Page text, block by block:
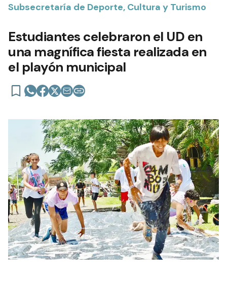
Subsecretaría de Deporte, Cultura y Turismo
Estudiantes celebraron el UD en
una magnífica fiesta realizada en
el playón municipal